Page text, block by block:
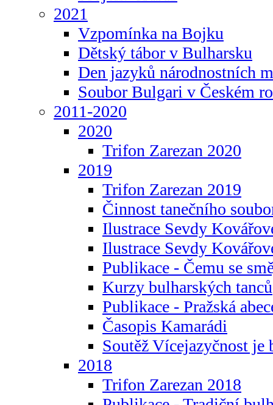
2021
Vzpomínka na Bojku
Dětský tábor v Bulharsku
Den jazyků národnostních
Soubor Bulgari v Českém
2011-2020
2020
Trifon Zarezan 2020
2019
Trifon Zarezan 2019
Činnost tanečního
Ilustrace Sevdy
Ilustrace Sevdy
Publikace - Čemu se
Kurzy bulharských tanců
Publikace - Pražská
Časopis Kamarádi
Soutěž Vícejazyčnost je
2018
Trifon Zarezan 2018